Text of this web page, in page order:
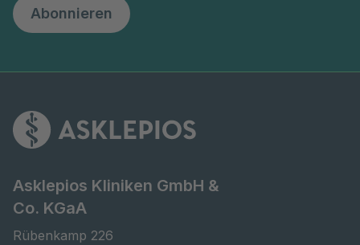
Abonnieren
Asklepios Kliniken GmbH &
Co. KGaA
Rübenkamp 226